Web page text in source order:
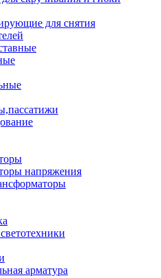
для снятия
напряжения
арматура